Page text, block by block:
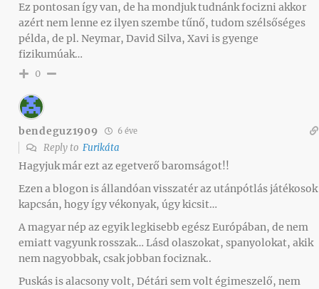
Ez pontosan így van, de ha mondjuk tudnánk focizni akkor
azért nem lenne ez ilyen szembe tűnő, tudom szélsőséges
példa, de pl. Neymar, David Silva, Xavi is gyenge
fizikumúak…
0
bendeguz1909 6 éve
Reply to Furikáta
Hagyjuk már ezt az egetverő baromságot!!
Ezen a blogon is állandóan visszatér az utánpótlás játékosok
kapcsán, hogy így vékonyak, úgy kicsit…
A magyar nép az egyik legkisebb egész Európában, de nem
emiatt vagyunk rosszak… Lásd olaszokat, spanyolokat, akik
nem nagyobbak, csak jobban fociznak..
Puskás is alacsony volt, Détári sem volt égimeszelő, nem